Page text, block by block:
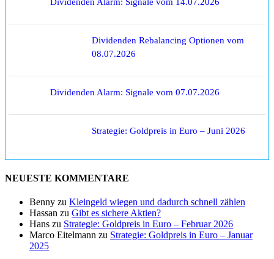
Dividenden Rebalancing Optionen vom
08.07.2026
Dividenden Alarm: Signale vom 07.07.2026
Strategie: Goldpreis in Euro – Juni 2026
NEUESTE KOMMENTARE
Benny zu Kleingeld wiegen und dadurch schnell zählen
Hassan zu Gibt es sichere Aktien?
Hans zu Strategie: Goldpreis in Euro – Februar 2026
Marco Eitelmann zu Strategie: Goldpreis in Euro – Januar
2025